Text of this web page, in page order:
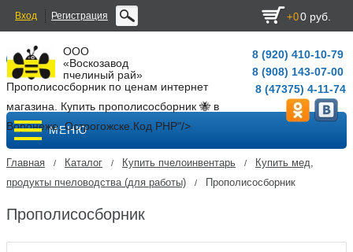
Вход Регистрация +00 руб.
ООО
«Воскозавод
пчелиный рай»
Прополисосборник по ценам интернет
магазина. Купить прополисосборник 🐝 в
Воронеже, Острогожске. Код PHP"/>
8 (920) 410-10-79
8 (908) 143-07-00
8 (47375) 4-11-74
МЕНЮ
Главная / Каталог / Купить пчелоинвентарь /
Купить мед,
продукты пчеловодства (для работы)
/ Прополисосборник
Прополисосборник